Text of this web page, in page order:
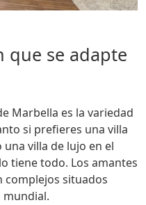
si prefieres una villa
villa de lujo en el
tiene todo. Los amantes
complejos situados
mundial.